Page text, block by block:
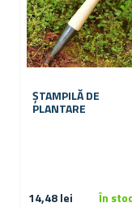
ȘTAMPILĂ DE
PLANTARE
14,48 lei În stoc